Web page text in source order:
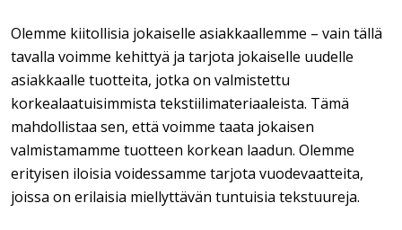
Olemme kiitollisia jokaiselle asiakkaallemme – vain tällä
tavalla voimme kehittyä ja tarjota jokaiselle uudelle
asiakkaalle tuotteita, jotka on valmistettu
korkealaatuisimmista tekstiilimateriaaleista. Tämä
mahdollistaa sen, että voimme taata jokaisen
valmistamamme tuotteen korkean laadun. Olemme
erityisen iloisia voidessamme tarjota vuodevaatteita,
joissa on erilaisia miellyttävän tuntuisia tekstuureja.